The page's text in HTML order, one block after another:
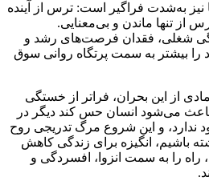
نیز به‌شدت فراگیر است: ترس از آینده
از تنها ماندن و بی‌معنایی.
شغلی، فقدان فرصت‌های رشد و
را بیشتر به سمت پرتگاه روانی سوق
از این بحران، فراتر از خستگی
می‌شود انسان حس کند دیگر در
ندارد، و این شروع مرگ تدریجی روح
باشیم، انگیزه برای زندگی کاهش
را به سمت انزوا، افسردگی و